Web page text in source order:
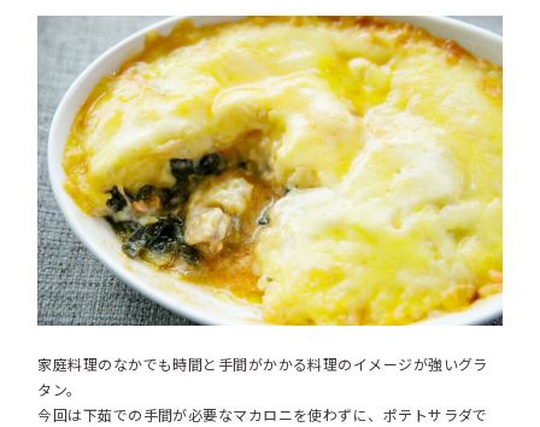
家庭料理のなかでも時間と手間がかかる料理のイメージが強いグラ
タン。
今回は下茹での手間が必要なマカロニを使わずに、ポテトサラダで